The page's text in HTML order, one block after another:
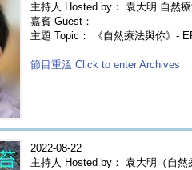
主持人 Hosted by： 袁大明 自然
嘉賓 Guest：
主題 Topic： 《自然療法與你》-
節目重溫 Click to enter Archives
2022-08-22
主持人 Hosted by： 袁大明（自然